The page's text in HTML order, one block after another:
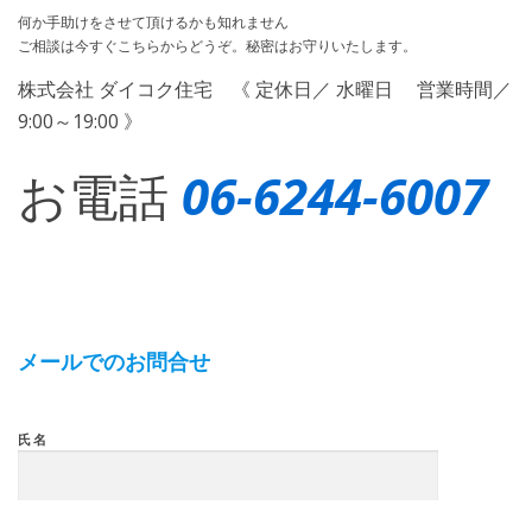
何か手助けをさせて頂けるかも知れません
ご相談は今すぐこちらからどうぞ。秘密はお守りいたします。
株式会社 ダイコク住宅 《 定休日／ 水曜日 営業時間／
9:00～19:00 》
お電話 06-6244-6007
メールでのお問合せ
氏名